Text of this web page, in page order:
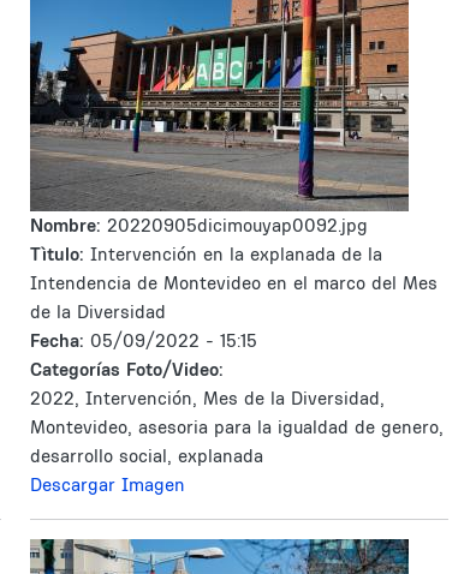
Nombre: 20220905dicimouyap0092.jpg
Tìtulo: Intervención en la explanada de la
Intendencia de Montevideo en el marco del Mes
de la Diversidad
Fecha: 05/09/2022 - 15:15
Categorías Foto/Video:
2022, Intervención, Mes de la Diversidad,
Montevideo, asesoria para la igualdad de genero,
desarrollo social, explanada
Descargar Imagen